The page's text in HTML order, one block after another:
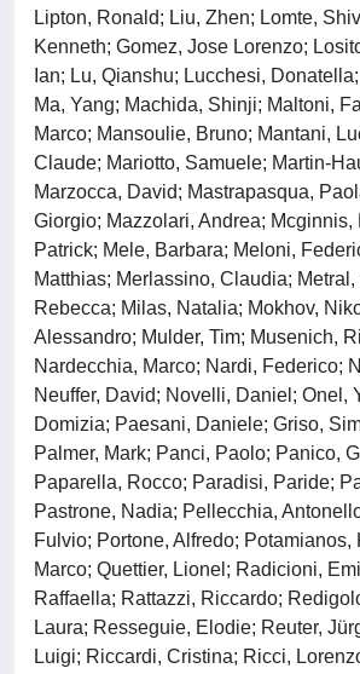
Lipton, Ronald; Liu, Zhen; Lomte,
Kenneth; Gomez, Jose Lorenzo;
Ian; Lu, Qianshu; Lucchesi,
Ma, Yang; Machida, Shinji; Maltoni,
Marco; Mansoulie, Bruno; Mantani,
Claude; Mariotto, Samuele; Martin-
Marzocca, David; Mastrapasqua,
Giorgio; Mazzolari, Andrea; Mcginnis,
Patrick; Mele, Barbara; Meloni,
Matthias; Merlassino, Claudia;
Rebecca; Milas, Natalia; Mokhov,
Alessandro; Mulder, Tim; Musenich,
Nardecchia, Marco; Nardi, Federico;
Neuffer, David; Novelli, Daniel; Onel,
Domizia; Paesani, Daniele; Griso,
Palmer, Mark; Panci, Paolo; Panico,
Paparella, Rocco; Paradisi, Paride;
Pastrone, Nadia; Pellecchia,
Fulvio; Portone, Alfredo; Potamianos,
Marco; Quettier, Lionel; Radicioni,
Raffaella; Rattazzi, Riccardo;
Laura; Resseguie, Elodie; Reuter,
Luigi; Riccardi, Cristina; Ricci,